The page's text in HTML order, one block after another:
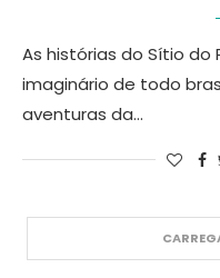
As histórias do Sítio
imaginário de todo
aventuras da…